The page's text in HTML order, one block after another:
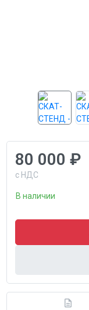
80 000 ₽
с НДС
В наличии